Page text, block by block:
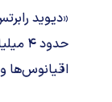
«دیوید
اقیانوس‌ها